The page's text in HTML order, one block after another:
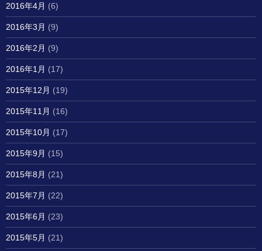
2016年4月 (6)
2016年3月 (9)
2016年2月 (9)
2016年1月 (17)
2015年12月 (19)
2015年11月 (16)
2015年10月 (17)
2015年9月 (15)
2015年8月 (21)
2015年7月 (22)
2015年6月 (23)
2015年5月 (21)